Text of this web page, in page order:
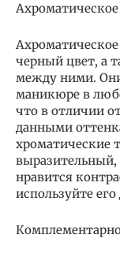
черный цвет, а
между ними.
маникюре в
что в отличии
данными
хроматические
нравится
используйте